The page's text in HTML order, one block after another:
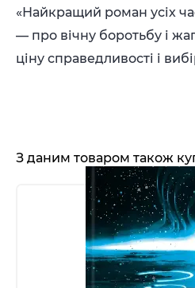
«Найкращий роман усіх
— про вічну боротьбу і
ціну справедливості і
З даним товаром також